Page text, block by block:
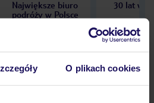
O plikach cookies
Największe biuro
podróży w Polsce
30 lat w